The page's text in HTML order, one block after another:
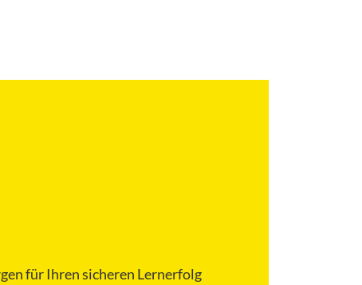
für Ihren sicheren Lernerfolg